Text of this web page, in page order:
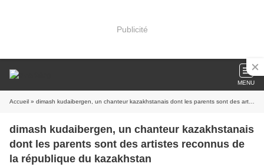
Publicité
MENU
Accueil » dimash kudaibergen, un chanteur kazakhstanais dont les parents sont des artistes reconnus de la république du kazakhstan
dimash kudaibergen, un chanteur kazakhstanais
dont les parents sont des artistes reconnus de
la république du kazakhstan